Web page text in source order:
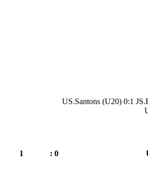
US.Santons (U20) 0:1
0 :
1